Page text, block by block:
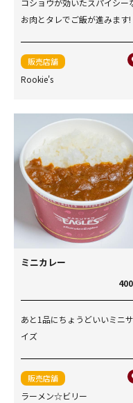
コショウが効いたスパイシー
お肉とタレでご飯が進みます!
販売店舗
Rookie's
ミニカレー
あと1品にちょうどいいミニサ
イズ
販売店舗
ラーメン☆ビリー